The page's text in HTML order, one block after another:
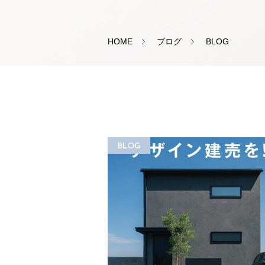
HOME ブログ BLOG
BLOG